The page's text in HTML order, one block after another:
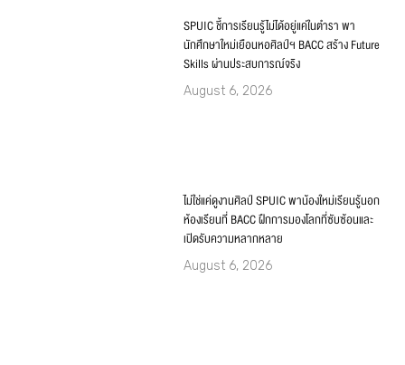
SPUIC ชี้การเรียนรู้ไม่ได้อยู่แค่ในตำรา พา
นักศึกษาใหม่เยือนหอศิลป์ฯ BACC สร้าง Future
Skills ผ่านประสบการณ์จริง
August 6, 2026
ไม่ใช่แค่ดูงานศิลป์ SPUIC พาน้องใหม่เรียนรู้นอก
ห้องเรียนที่ BACC ฝึกการมองโลกที่ซับซ้อนและ
เปิดรับความหลากหลาย
August 6, 2026